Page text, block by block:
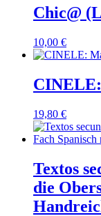
Chic@
10,00 €
19,80 €
Textos
die